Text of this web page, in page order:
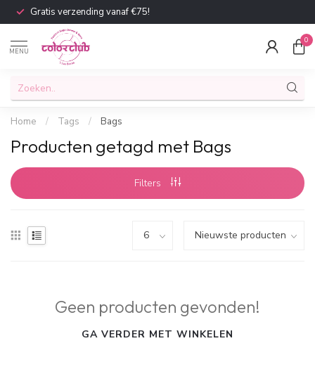
Gratis verzending vanaf €75!
MENU
0
Home / Tags / Bags
Producten getagd met Bags
Filters
Geen producten gevonden!
GA VERDER MET WINKELEN